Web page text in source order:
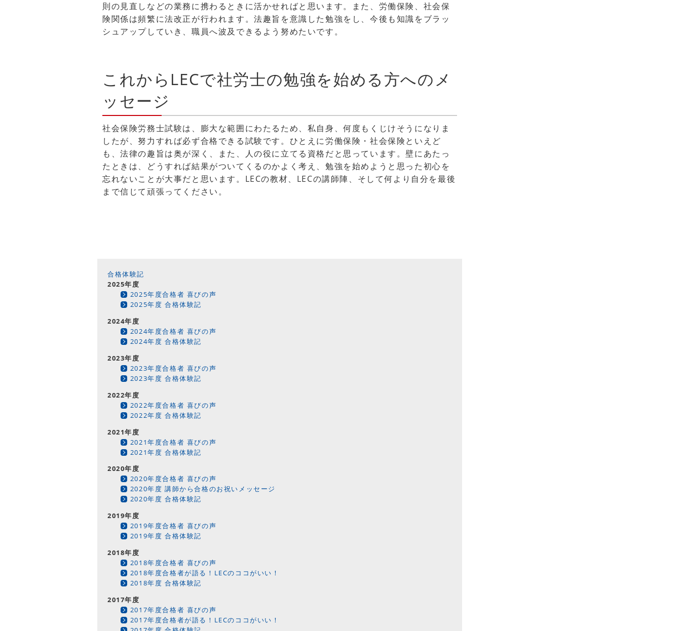
則の見直しなどの業務に携わるときに活かせればと思います。また、労働保険、社会保
険関係は頻繁に法改正が行われます。法趣旨を意識した勉強をし、今後も知識をブラッ
シュアップしていき、職員へ波及できるよう努めたいです。
これからLECで社労士の勉強を始める方へのメ
ッセージ
社会保険労務士試験は、膨大な範囲にわたるため、私自身、何度もくじけそうになりま
したが、努力すれば必ず合格できる試験です。ひとえに労働保険・社会保険といえど
も、法律の趣旨は奥が深く、また、人の役に立てる資格だと思っています。壁にあたっ
たときは、どうすれば結果がついてくるのかよく考え、勉強を始めようと思った初心を
忘れないことが大事だと思います。LECの教材、LECの講師陣、そして何より自分を最後
まで信じて頑張ってください。
合格体験記
2025年度
2025年度合格者 喜びの声
2025年度 合格体験記
2024年度
2024年度合格者 喜びの声
2024年度 合格体験記
2023年度
2023年度合格者 喜びの声
2023年度 合格体験記
2022年度
2022年度合格者 喜びの声
2022年度 合格体験記
2021年度
2021年度合格者 喜びの声
2021年度 合格体験記
2020年度
2020年度合格者 喜びの声
2020年度 講師から合格のお祝いメッセージ
2020年度 合格体験記
2019年度
2019年度合格者 喜びの声
2019年度 合格体験記
2018年度
2018年度合格者 喜びの声
2018年度合格者が語る！LECのココがいい！
2018年度 合格体験記
2017年度
2017年度合格者 喜びの声
2017年度合格者が語る！LECのココがいい！